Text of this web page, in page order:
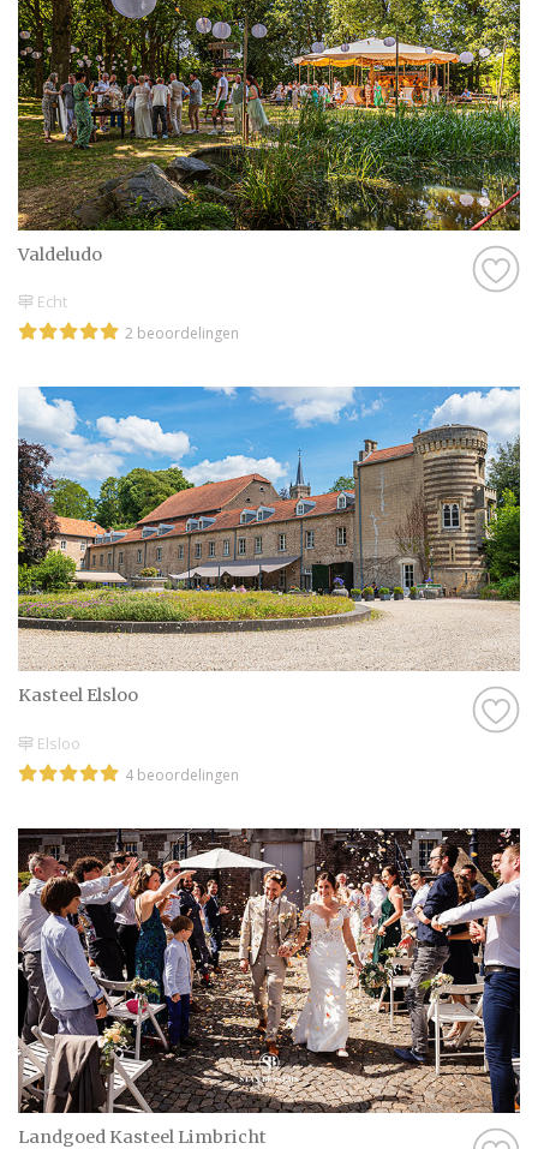
Valdeludo
Echt
2 beoordelingen
Kasteel Elsloo
Elsloo
4 beoordelingen
Landgoed Kasteel Limbricht